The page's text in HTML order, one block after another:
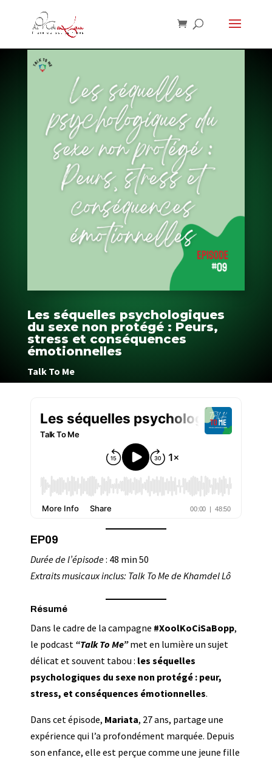
Les séquelles psychologiques
du sexe non protégé : Peurs,
stress et conséquences
émotionnelles
Talk To Me
EP09
Durée de l’épisode: 48 min 50
Extraits musicaux inclus: Talk To Me de Khamdel Lô
Résumé
Dans le cadre de la campagne #XoolKoCiSaBopp,
le podcast “Talk To Me”met en lumière un sujet
délicat et souvent tabou : les séquelles
psychologiques du sexe non protégé : peur,
stress, et conséquences émotionnelles.
Dans cet épisode, Mariata, 27 ans, partage une
expérience qui l’a profondément marquée. Depuis
son enfance, elle est perçue comme une jeune fille